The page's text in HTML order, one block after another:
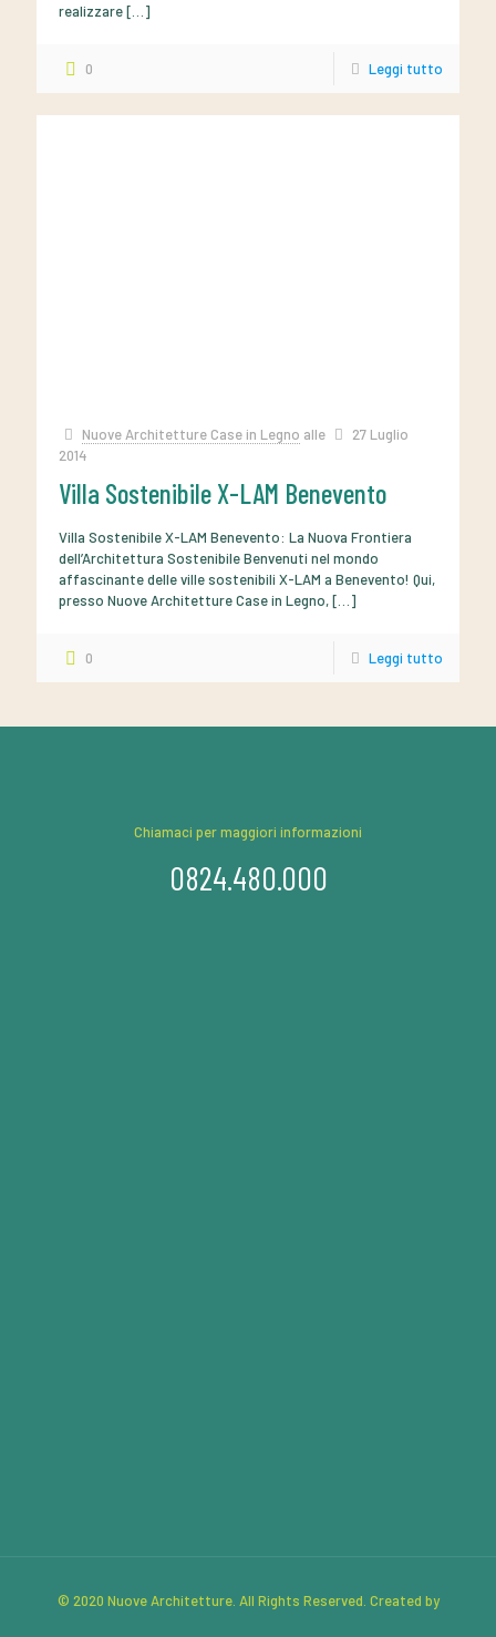
realizzare[…]
0 Leggi tutto
Nuove Architetture Case in Legno alle
27 Luglio
2014
Villa Sostenibile X-LAM Benevento
Villa Sostenibile X-LAM Benevento: La Nuova Frontiera
dell’Architettura Sostenibile Benvenuti nel mondo
affascinante delle ville sostenibili X-LAM a Benevento! Qui,
presso Nuove Architetture Case in Legno,[…]
0 Leggi tutto
Chiamaci per maggiori informazioni
0824.480.000
© 2020 Nuove Architetture. All Rights Reserved. Created by